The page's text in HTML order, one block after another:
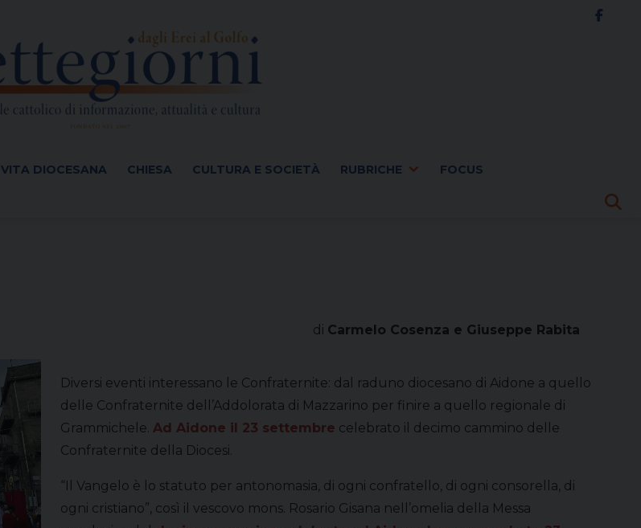
VITA DIOCESANA CHIESA CULTURA E SOCIETÀ RUBRICHE FOCUS
di Carmelo Cosenza e Giuseppe Rabita
Diversi eventi interessano le Confraternite: dal raduno diocesano di Aidone a quello
delle Confraternite dell’Addolorata di Mazzarino per finire a quello regionale di
Grammichele. Ad Aidone il 23 settembre celebrato il decimo cammino delle
Confraternite della Diocesi.
“Il Vangelo è lo statuto per antonomasia, di ogni confratello, di ogni consorella, di
ogni cristiano”, così il vescovo mons. Rosario Gisana nell’omelia della Messa